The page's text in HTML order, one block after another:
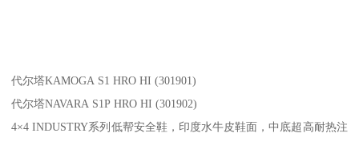
代尔塔KAMOGA S1 HRO HI (301901)
代尔塔NAVARA S1P HRO HI (301902)
4×4 INDUSTRY系列低帮安全鞋，印度水牛皮鞋面，中底超高耐热注